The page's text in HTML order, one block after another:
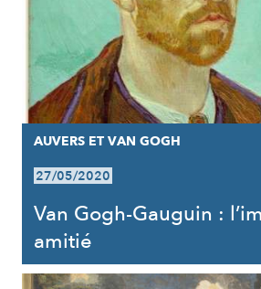
AUVERS ET VAN GOGH
27/05/2020
Van Gogh-Gauguin :
amitié